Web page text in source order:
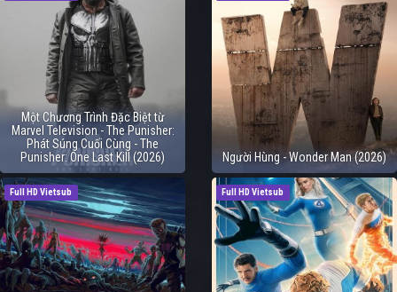
Một Chương Trình Đặc Biệt từ
Marvel Television - The Punisher:
Phát Súng Cuối Cùng - The
Punisher: One Last Kill (2026)
Người Hùng - Wonder Man (2026)
Full HD Vietsub Full HD Vietsub